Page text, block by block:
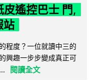
皮遙控巴士 門,
站
程度？一位就讀中三的
興趣一步步變成真正可
閱讀全文